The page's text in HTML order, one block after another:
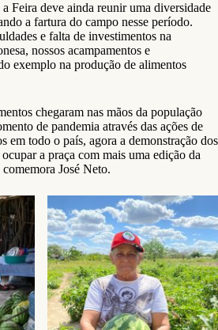
Feira deve ainda reunir uma diversidade
a fartura do campo nesse período.
e falta de investimentos na
nossos acampamentos e
exemplo na produção de alimentos
chegaram nas mãos da população
de pandemia através das ações de
em todo o país, agora a demonstração dos
a praça com mais uma edição da
José Neto.